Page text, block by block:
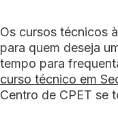
Os cursos técnicos
para quem deseja
tempo para
curso técnico em
Centro de CPET se